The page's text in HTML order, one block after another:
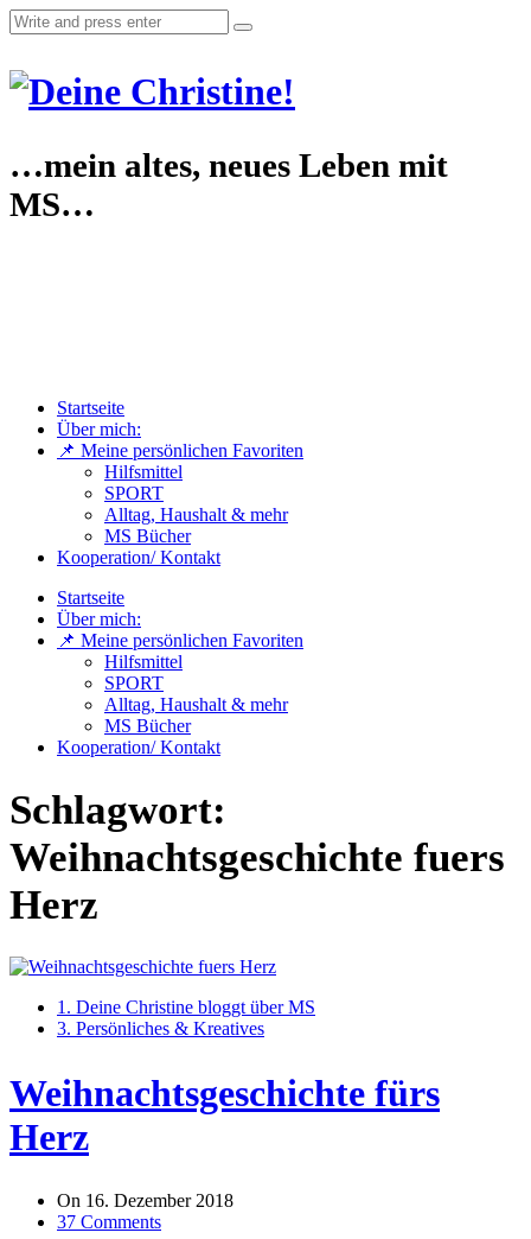
…mein altes, neues Leben mit
MS…
Startseite
Über mich:
📌 Meine persönlichen Favoriten
Hilfsmittel
SPORT
Alltag, Haushalt & mehr
MS Bücher
Kooperation/ Kontakt
Startseite
Über mich:
📌 Meine persönlichen Favoriten
Hilfsmittel
SPORT
Alltag, Haushalt & mehr
MS Bücher
Kooperation/ Kontakt
Schlagwort:
Weihnachtsgeschichte fuers
Herz
1. Deine Christine bloggt über MS
3. Persönliches & Kreatives
Weihnachtsgeschichte fürs
Herz
On 16. Dezember 2018
37 Comments